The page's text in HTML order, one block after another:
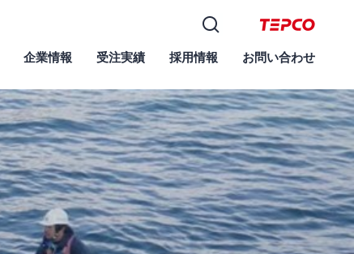
企業情報 受注実績 採用情報 お問い合わせ